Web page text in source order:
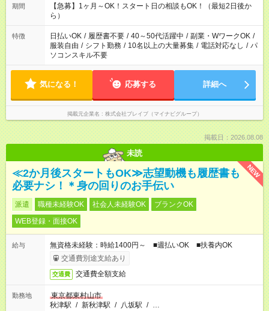
しておきたい」 「朝はゆっくりのスタートがいい」 「お昼の時
間を有効に使いたい」 など、ご希望があれば教えてください
ね。
期間
【急募】1ヶ月～OK！スタート日の相談もOK！（最短2日後か
ら）
特徴 日払いOK / 履歴書不要 / 40～50代活躍中 / 副業・WワークOK /
服装自由 / シフト勤務 / 10名以上の大量募集 / 電話対応なし / パ
ソコンスキル不要
気になる！ 応募する 詳細へ
掲載元企業名 株式会社ブレイブ（マイナビグループ）
掲載日：2026.08.08
未読
NEW
≪2か月後スタートもOK≫志望動機も履歴書も
必要ナシ！＊身の回りのお手伝い
派遣 職種未経験OK 社会人未経験OK
ブランクOK
WEB登録・面接OK
給与
無資格未経験：時給1400円～ ■週払いOK ■扶養内OK
交通費別途支給あり
交通費 交通費全額支給
勤務地
東京都東村山市
秋津駅 / 新秋津駅 / 八坂駅 / …